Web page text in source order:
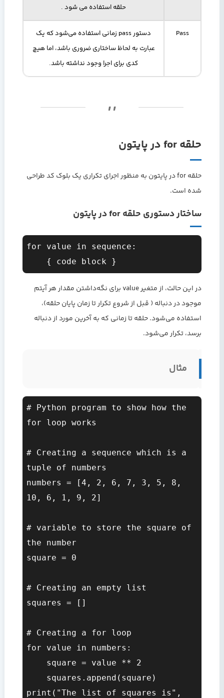
حلقه استفاده می شود .
Pass
دستور pass زمانی استفاده می‌شود که یک
عبارت به لحاظ ساختاری ضروری باشد، اما هیچ
کدی برای اجرا وجود نداشته باشد.
حلقه for در پایتون
حلقه for در پایتون به منظور اجرای تکراری یک بلوک کد طراحی
شده است.
ساختار دستوری حلقه for در پایتون
for value in sequence:
در این حالت، از متغیر value برای نگه‌داشتن مقدار هر آیتم
موجود در دنباله ( قبل از شروع تکرار تا زمان پایان حلقه)،
استفاده می‌شود. حلقه تا زمانی که به آخرین مورد از دنباله
برسد، تکرار می‌شود.
مثال
# Python program to show how the
for loop works
# Creating a sequence which is a
tuple of numbers
numbers = [4, 2, 6, 7, 3, 5, 8,
10, 6, 1, 9, 2]
# variable to store the square of
the number
square = 0
# Creating an empty list
squares = []
# Creating a for loop
for value in numbers:
print("The list of squares is",